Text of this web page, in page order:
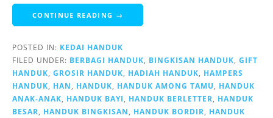
CONTINUE READING →
POSTED IN: KEDAI HANDUK
FILED UNDER: BERBAGI HANDUK BINGKISAN HANDUK GIFT
HANDUK GROSIR HANDUK HADIAH HANDUK
HAMPERS
HANDUK
HAN HANDUK HANDUK AMONG TAMU
HANDUK
ANAK-ANAK
HANDUK BAYI HANDUK BERLETTER
HANDUK
BESAR
HANDUK BINGKISAN HANDUK BORDIR
HANDUK